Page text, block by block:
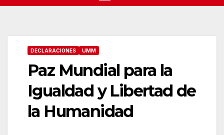
DECLARACIONES UMM
Paz Mundial para la
Igualdad y Libertad de
la Humanidad